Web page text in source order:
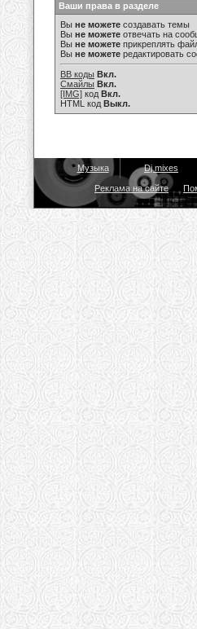
Ваши права в разделе
Вы не можете создавать темы
Вы не можете отвечать на
Вы не можете прикреплять
Вы не можете редактировать
BB коды Вкл.
Смайлы Вкл.
[IMG] код Вкл.
HTML код Выкл.
Музыка Dj mixes
Реклама на сайте